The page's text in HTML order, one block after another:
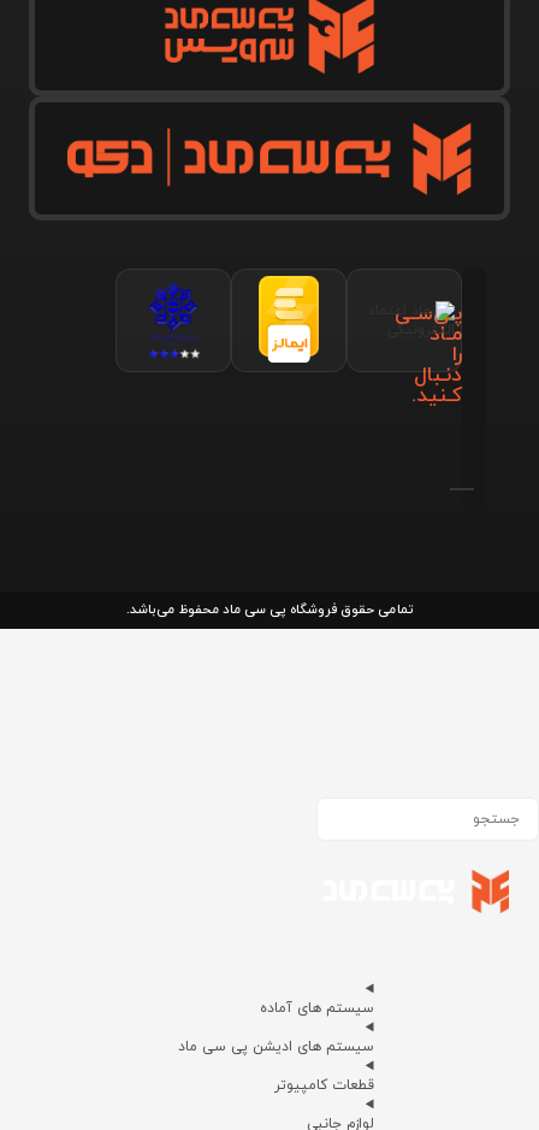
پـی‌سـی
مـاد
را
دنـبال
کـنید.
تمامی حقوق فروشگاه پی سی ماد محفوظ می‌باشد.
سیستم های آماده
سیستم های ادیشن پی سی ماد
قطعات کامپیوتر
لوازم جانبی